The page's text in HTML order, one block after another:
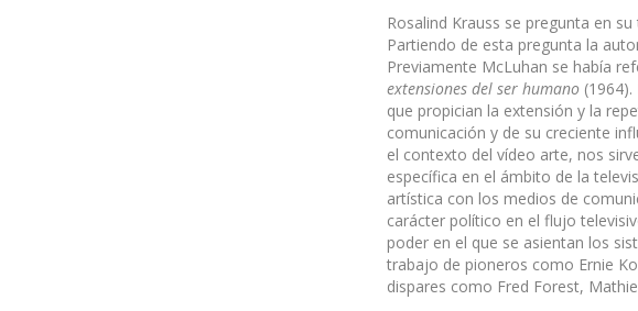
Rosalind Krauss se pregunta en
Partiendo de esta pregunta la
Previamente McLuhan se había
extensiones del ser humano
que propician la extensión y la
comunicación y de su creciente
el contexto del vídeo arte, nos
específica en el ámbito de la
artística con los medios de
carácter político en el flujo
poder en el que se asientan los
trabajo de pioneros como Ernie
dispares como Fred Forest,